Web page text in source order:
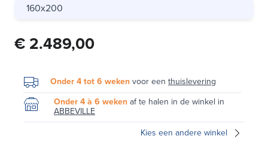
160x200
€ 2.489,00
Onder 4 tot 6 wekenvoor een thuislevering
Onder 4 à 6 wekenaf te halen in de winkel in
ABBEVILLE
Kies een andere winkel